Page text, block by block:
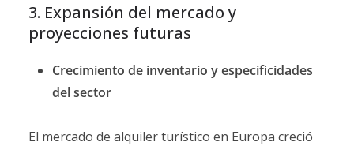
3. Expansión del mercado y
proyecciones futuras
Crecimiento de inventario y especificidades
del sector
El mercado de alquiler turístico en Europa creció